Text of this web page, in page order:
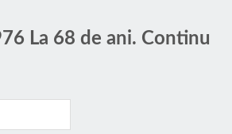
La 68 de ani. Continu